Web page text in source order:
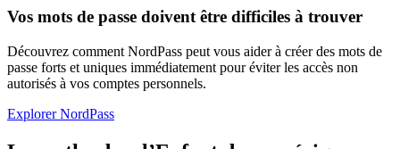
Vos mots de passe doivent être difficiles à trouver
Découvrez comment NordPass peut vous aider à créer des mots de
passe forts et uniques immédiatement pour éviter les accès non
autorisés à vos comptes personnels.
Explorer NordPass